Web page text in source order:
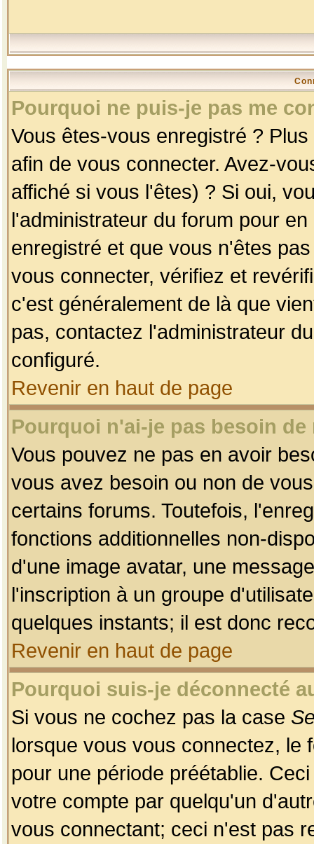
Pourquoi ne puis-je pas me
Vous êtes-vous enregistré ?
afin de vous connecter. Avez-
affiché si vous l'êtes) ? Si oui,
l'administrateur du forum pour
enregistré et que vous n'êtes
vous connecter, vérifiez et
c'est généralement de là que
pas, contactez l'administrateur
configuré.
Revenir en haut de page
Pourquoi n'ai-je pas besoin
Vous pouvez ne pas en avoir
vous avez besoin ou non de
certains forums. Toutefois,
fonctions additionnelles non-
d'une image avatar, une
l'inscription à un groupe
quelques instants; il est donc
Revenir en haut de page
Pourquoi suis-je déconnecté
Si vous ne cochez pas la case
lorsque vous vous connectez, le
pour une période préétablie.
votre compte par quelqu'un
vous connectant; ceci n'est pas